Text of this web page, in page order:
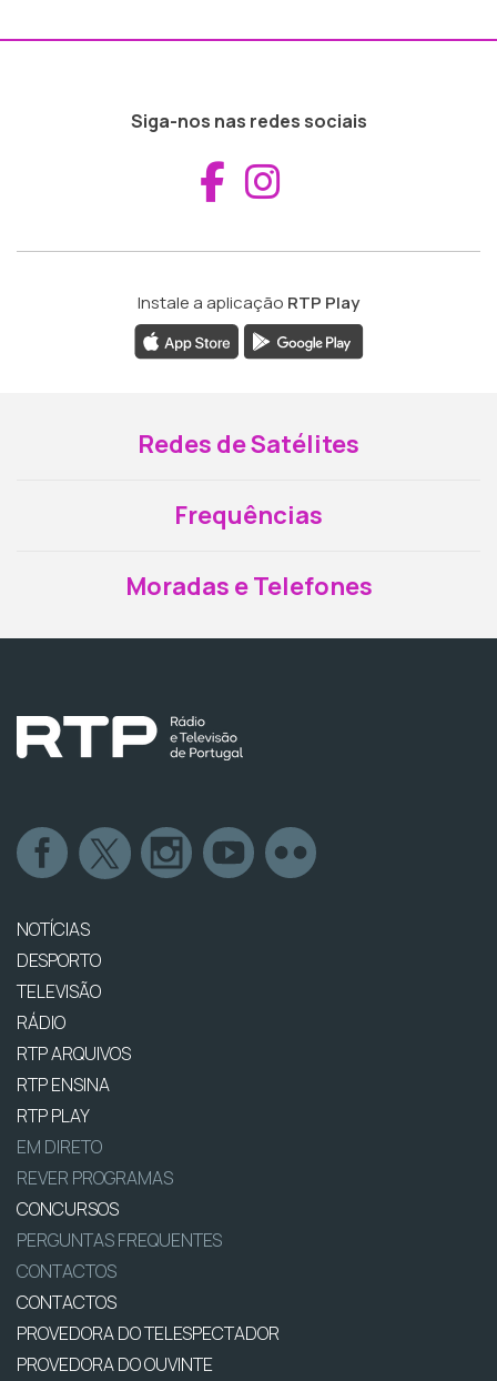
Siga-nos nas redes sociais
Aceder ao
Instale a aplicação RTP Play
Redes de Satélites
Frequências
Moradas e Telefones
NOTÍCIAS
DESPORTO
TELEVISÃO
RÁDIO
RTP ARQUIVOS
RTP ENSINA
RTP PLAY
EM DIRETO
REVER PROGRAMAS
CONCURSOS
PERGUNTAS FREQUENTES
CONTACTOS
CONTACTOS
PROVEDORA DO TELESPECTADOR
PROVEDORA DO OUVINTE